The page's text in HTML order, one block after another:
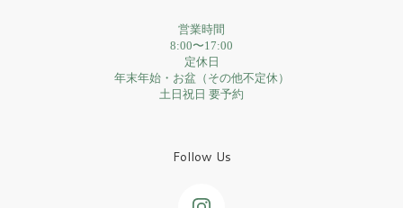
営業時間
8:00〜17:00
定休日
年末年始・お盆（その他不定休）
土日祝日 要予約
Follow Us